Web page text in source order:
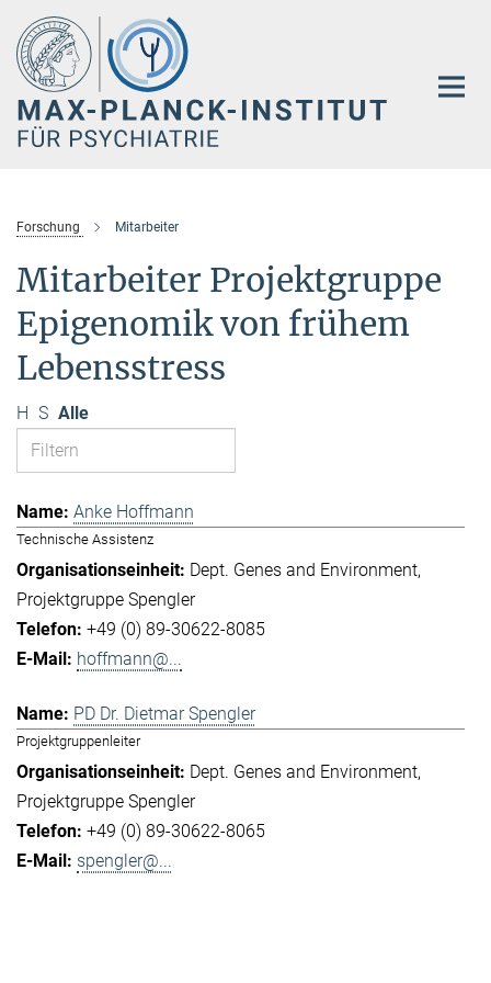
Hauptinhalt
Forschung Mitarbeiter
Mitarbeiter Projektgruppe
Epigenomik von frühem
Lebensstress
H S Alle
Anke Hoffmann
Technische Assistenz
Dept. Genes and Environment
Projektgruppe Spengler
+49 (0) 89-30622-8085
hoffmann@...
PD Dr. Dietmar Spengler
Projektgruppenleiter
Dept. Genes and Environment
Projektgruppe Spengler
+49 (0) 89-30622-8065
spengler@...